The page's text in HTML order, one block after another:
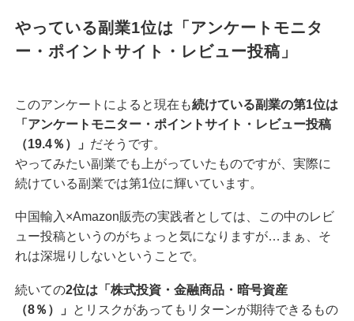
やっている副業1位は「アンケートモニタ
ー・ポイントサイト・レビュー投稿」
このアンケートによると現在も続けている副業の第1位は
「アンケートモニター・ポイントサイト・レビュー投稿
（19.4％）」 だそうです。
やってみたい副業でも上がっていたものですが、実際に
続けている副業では第1位に輝いています。
中国輸入×Amazon販売の実践者としては、この中のレビ
ュー投稿というのがちょっと気になりますが…まぁ、そ
れは深堀りしないということで。
続いての2位は「株式投資・金融商品・暗号資産
（8％）」
とリスクがあってもリターンが期待できるもの